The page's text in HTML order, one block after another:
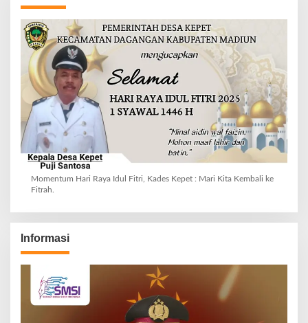
Momentum Hari Raya Idul Fitri, Kades Kepet : Mari Kita Kembali ke
Fitrah.
Informasi